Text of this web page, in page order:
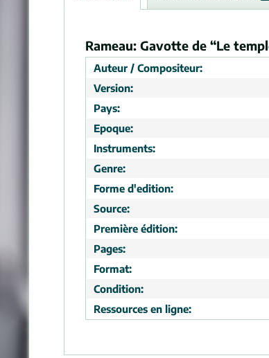
Rameau: Gavotte de “Le
Auteur / Compositeur:
Version:
Pays:
Epoque:
Instruments:
Genre:
Forme d'edition:
Source:
Première édition:
Pages:
Format:
Condition:
Ressources en ligne: